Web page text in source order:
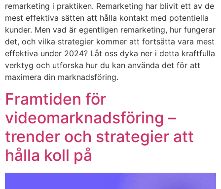
remarketing i praktiken. Remarketing har blivit ett av de
mest effektiva sätten att hålla kontakt med potentiella
kunder. Men vad är egentligen remarketing, hur fungerar
det, och vilka strategier kommer att fortsätta vara mest
effektiva under 2024? Låt oss dyka ner i detta kraftfulla
verktyg och utforska hur du kan använda det för att
maximera din marknadsföring.
Framtiden för
videomarknadsföring –
trender och strategier att
hålla koll på